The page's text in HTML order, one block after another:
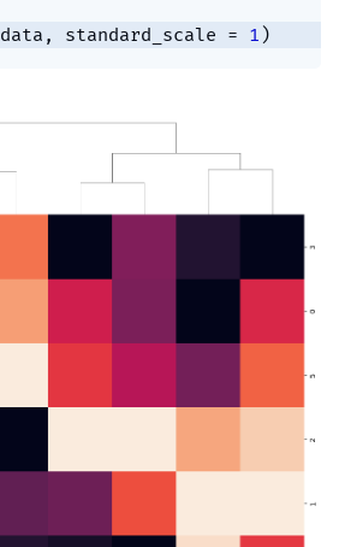
data , standard_scale = 1 )